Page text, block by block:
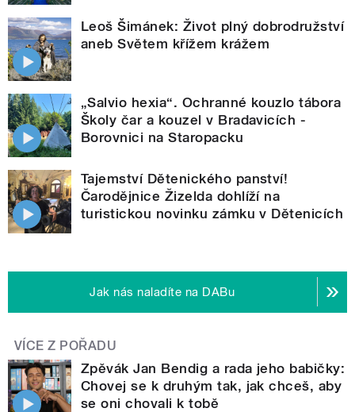
Leoš Šimánek: Život plný dobrodružství
aneb Světem křížem krážem
„Salvio hexia“. Ochranné kouzlo tábora
Školy čar a kouzel v Bradavicích -
Borovnici na Staropacku
Tajemství Dětenického panství!
Čarodějnice Žizelda dohlíží na
turistickou novinku zámku v Dětenicích
Jak nás naladíte na DABu
VÍCE Z POŘADU
Zpěvák Jan Bendig a rada jeho babičky:
Chovej se k druhým tak, jak chceš, aby
se oni chovali k tobě